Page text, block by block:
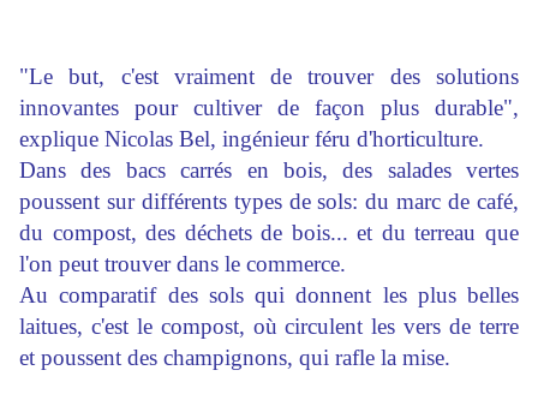
"Le but, c'est vraiment de trouver des solutions
innovantes pour cultiver de façon plus durable",
explique Nicolas Bel, ingénieur féru d'horticulture.
Dans des bacs carrés en bois, des salades vertes
poussent sur différents types de sols: du marc de café,
du compost, des déchets de bois... et du terreau que
l'on peut trouver dans le commerce.
Au comparatif des sols qui donnent les plus belles
laitues, c'est le compost, où circulent les vers de terre
et poussent des champignons, qui rafle la mise.